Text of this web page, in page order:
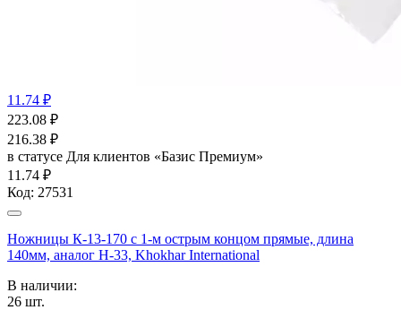
11.74 ₽
223.08 ₽
216.38 ₽
в статусе Для клиентов «Базис Премиум»
11.74 ₽
Код: 27531
Ножницы К-13-170 с 1-м острым концом прямые, длина
140мм, аналог Н-33, Khokhar International
В наличии:
26 шт.